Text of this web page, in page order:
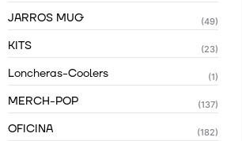
JARROS MUG (49)
KITS (23)
Loncheras-Coolers (1)
MERCH-POP (137)
OFICINA (182)